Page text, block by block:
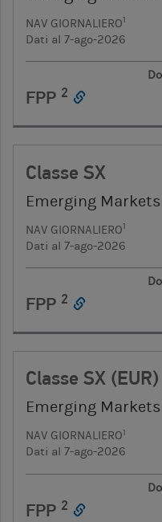
NAV GIORNALIERO1
Dati al 7-ago-2026
FPP 2
Classe SX
Emerging
NAV GIORNALIERO1
Dati al 7-ago-2026
FPP 2
Classe SX (EUR)
Emerging
NAV GIORNALIERO1
Dati al 7-ago-2026
FPP 2